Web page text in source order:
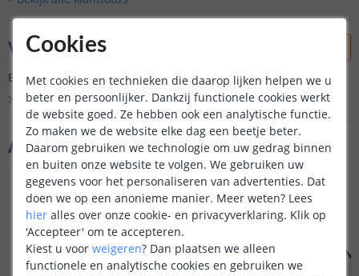
Aanvullende producten
Vraag & antwoord
Er is nog geen vraag gesteld over dit product.
Bekijk alle Vraag & antwoord
Cookies
Met cookies en technieken die daarop lijken helpen we u
beter en persoonlijker. Dankzij functionele cookies werkt
de website goed. Ze hebben ook een analytische functie.
Zo maken we de website elke dag een beetje beter.
Daarom gebruiken we technologie om uw gedrag binnen
en buiten onze website te volgen. We gebruiken uw
gegevens voor het personaliseren van advertenties. Dat
doen we op een anonieme manier. Meer weten? Lees
hier alles over onze cookie- en privacyverklaring. Klik op
'Accepteer' om te accepteren.
Kiest u voor weigeren? Dan plaatsen we alleen
functionele en analytische cookies en gebruiken we